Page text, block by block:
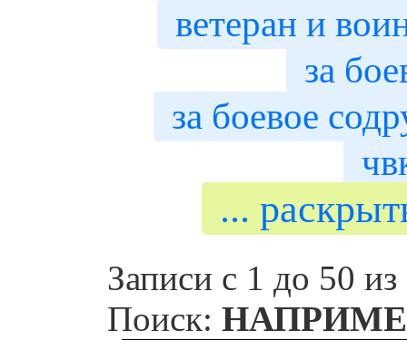
ветеран и
за
за боевое
...
Записи с 1 до 50 из
Поиск: